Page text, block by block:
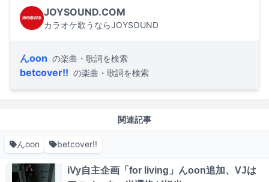
JOYSOUND.COM
カラオケ歌うならJOYSOUND
んoon の楽曲・歌詞を検索
betcover!! の楽曲・歌詞を検索
関連記事
んoon betcover!!
iVy自主企画「for living」んoon追加、VJは